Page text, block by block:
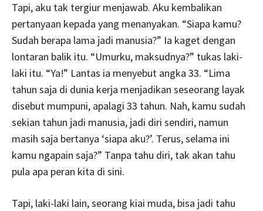
Tapi, aku tak tergiur menjawab. Aku kembalikan
pertanyaan kepada yang menanyakan. “Siapa kamu?
Sudah berapa lama jadi manusia?” Ia kaget dengan
lontaran balik itu. “Umurku, maksudnya?” tukas laki-
laki itu. “Ya!” Lantas ia menyebut angka 33. “Lima
tahun saja di dunia kerja menjadikan seseorang layak
disebut mumpuni, apalagi 33 tahun. Nah, kamu sudah
sekian tahun jadi manusia, jadi diri sendiri, namun
masih saja bertanya ‘siapa aku?’. Terus, selama ini
kamu ngapain saja?” Tanpa tahu diri, tak akan tahu
pula apa peran kita di sini.
Tapi, laki-laki lain, seorang kiai muda, bisa jadi tahu